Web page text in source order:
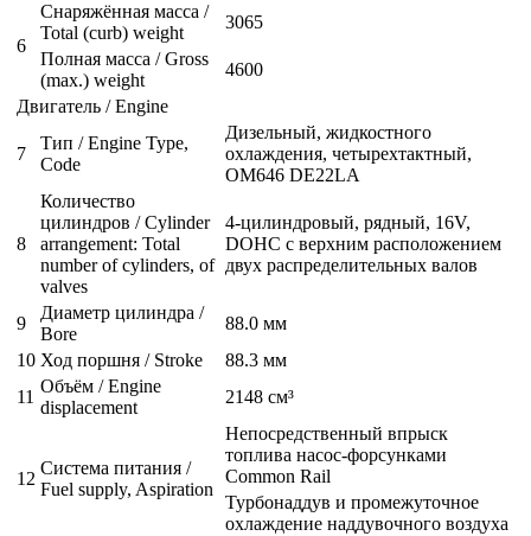
6
Снаряжённая масса /
Total (curb) weight
3065
Полная масса / Gross
(max.) weight
4600
Двигатель / Engine
7
Тип / Engine Type,
Code
Дизельный, жидкостного
охлаждения, четырехтактный,
OM646 DE22LA
8
Количество
цилиндров / Cylinder
arrangement: Total
number of cylinders, of
valves
4-цилиндровый, рядный, 16V,
DOHC с верхним расположением
двух распределительных валов
9
Диаметр цилиндра /
Bore
88.0 мм
10 Ход поршня / Stroke
88.3 мм
11
Объём / Engine
displacement
2148 см³
12
Система питания /
Fuel supply, Aspiration
Непосредственный впрыск
топлива насос-форсунками
Common Rail
Турбонаддув и промежуточное
охлаждение наддувочного воздуха